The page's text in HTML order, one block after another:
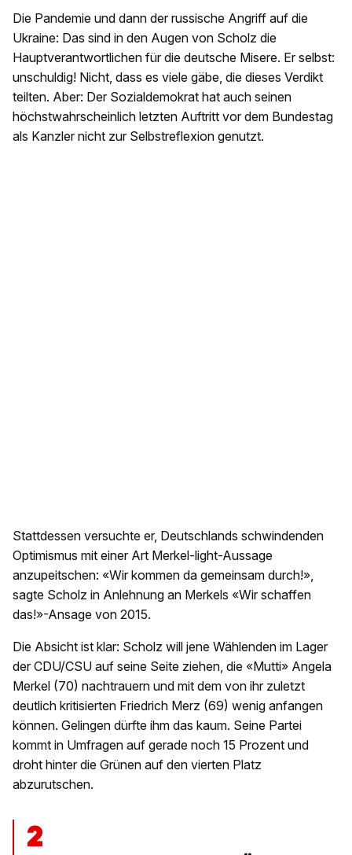
Die Pandemie und dann der russische Angriff auf die
Ukraine: Das sind in den Augen von Scholz die
Hauptverantwortlichen für die deutsche Misere. Er selbst:
unschuldig! Nicht, dass es viele gäbe, die dieses Verdikt
teilten. Aber: Der Sozialdemokrat hat auch seinen
höchstwahrscheinlich letzten Auftritt vor dem Bundestag
als Kanzler nicht zur Selbstreflexion genutzt.
Stattdessen versuchte er, Deutschlands schwindenden
Optimismus mit einer Art Merkel-light-Aussage
anzupeitschen: «Wir kommen da gemeinsam durch!»,
sagte Scholz in Anlehnung an Merkels «Wir schaffen
das!»-Ansage von 2015.
Die Absicht ist klar: Scholz will jene Wählenden im Lager
der CDU/CSU auf seine Seite ziehen, die «Mutti» Angela
Merkel (70) nachtrauern und mit dem von ihr zuletzt
deutlich kritisierten Friedrich Merz (69) wenig anfangen
können. Gelingen dürfte ihm das kaum. Seine Partei
kommt in Umfragen auf gerade noch 15 Prozent und
droht hinter die Grünen auf den vierten Platz
abzurutschen.
2